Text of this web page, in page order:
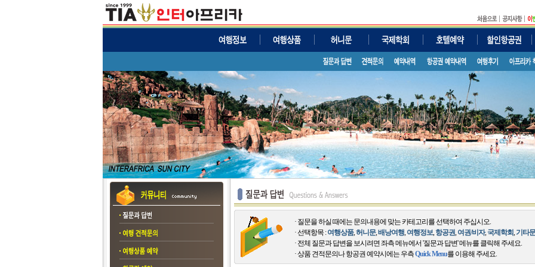
· 질문을 하실 때에는 문의내용에 맞는 카테고리를 선택하여 주십시오.
· 선택항목 :여행상품,허니문,배낭여행,여행정보,항공권,여권/비자,국제학회,기타
· 전체 질문과 답변을 보시려면 좌측 메뉴에서 '질문과 답변' 메뉴를 클릭해 주세요.
· 상품 견적문의나 항공권 예약시에는 우측Quick Menu를 이용해 주세요.